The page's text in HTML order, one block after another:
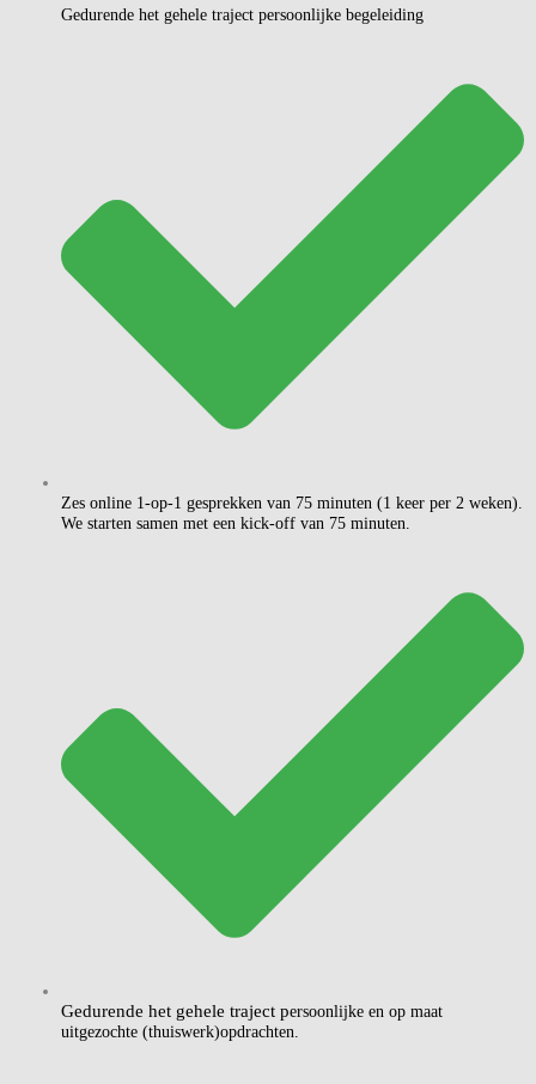
Gedurende het gehele traject persoonlijke begeleiding
Zes online 1-op-1 gesprekken van 75 minuten (1 keer per 2 weken).
We starten samen met een kick-off van 75 minuten.
Gedurende het gehele traject persoonlijke en op maat
uitgezochte (thuiswerk)opdrachten.